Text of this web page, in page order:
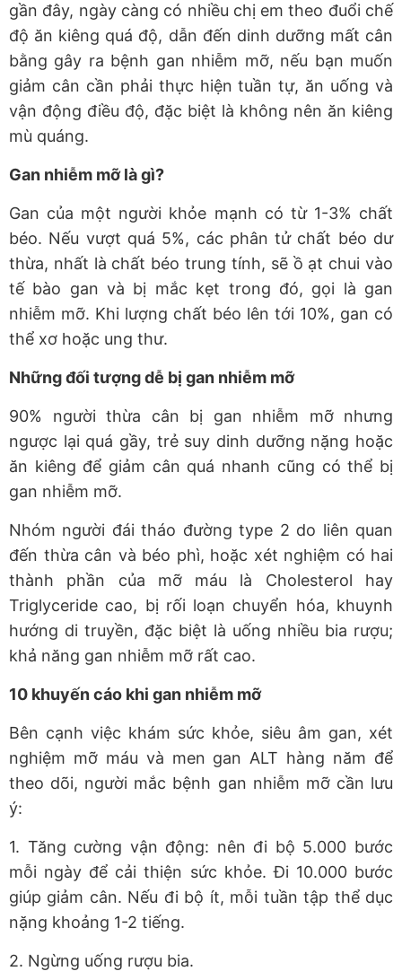
gần đây, ngày càng có nhiều chị em theo đuổi chế
độ ăn kiêng quá độ, dẫn đến dinh dưỡng mất cân
bằng gây ra bệnh gan nhiễm mỡ, nếu bạn muốn
giảm cân cần phải thực hiện tuần tự, ăn uống và
vận động điều độ, đặc biệt là không nên ăn kiêng
mù quáng.
Gan nhiễm mỡ là gì?
Gan của một người khỏe mạnh có từ 1-3% chất
béo. Nếu vượt quá 5%, các phân tử chất béo dư
thừa, nhất là chất béo trung tính, sẽ ồ ạt chui vào
tế bào gan và bị mắc kẹt trong đó, gọi là gan
nhiễm mỡ. Khi lượng chất béo lên tới 10%, gan có
thể xơ hoặc ung thư.
Những đối tượng dễ bị gan nhiễm mỡ
90% người thừa cân bị gan nhiễm mỡ nhưng
ngược lại quá gầy, trẻ suy dinh dưỡng nặng hoặc
ăn kiêng để giảm cân quá nhanh cũng có thể bị
gan nhiễm mỡ.
Nhóm người đái tháo đường type 2 do liên quan
đến thừa cân và béo phì, hoặc xét nghiệm có hai
thành phần của mỡ máu là Cholesterol hay
Triglyceride cao, bị rối loạn chuyển hóa, khuynh
hướng di truyền, đặc biệt là uống nhiều bia rượu;
khả năng gan nhiễm mỡ rất cao.
10 khuyến cáo khi gan nhiễm mỡ
Bên cạnh việc khám sức khỏe, siêu âm gan, xét
nghiệm mỡ máu và men gan ALT hàng năm để
theo dõi, người mắc bệnh gan nhiễm mỡ cần lưu
ý:
1. Tăng cường vận động: nên đi bộ 5.000 bước
mỗi ngày để cải thiện sức khỏe. Đi 10.000 bước
giúp giảm cân. Nếu đi bộ ít, mỗi tuần tập thể dục
nặng khoảng 1-2 tiếng.
2. Ngừng uống rượu bia.